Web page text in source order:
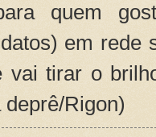
quem
em rede
vai tirar o
Rigon)